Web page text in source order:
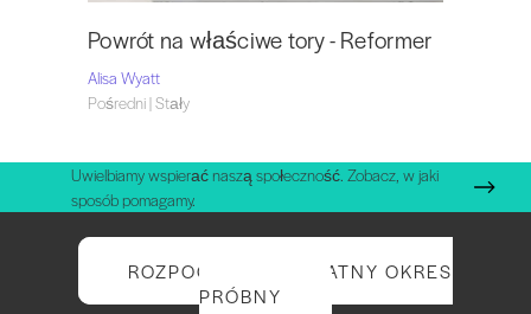
Powrót na właściwe tory - Reformer
Alisa Wyatt
Pośredni | Stały
Uwielbiamy wspierać naszą społeczność. Zobacz, w jaki
sposób pomagamy.
ROZPOCZNIJ BEZPŁATNY OKRES
PRÓBNY